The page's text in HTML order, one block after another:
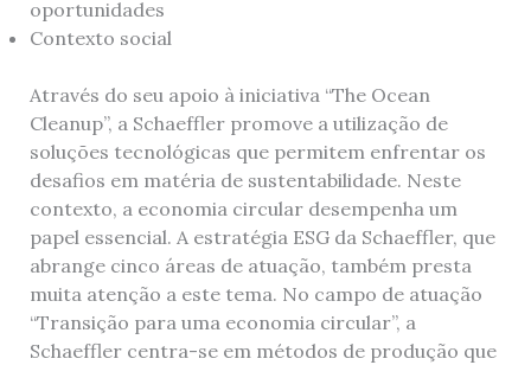
oportunidades
Contexto social
Através do seu apoio à iniciativa “The Ocean
Cleanup”, a Schaeffler promove a utilização de
soluções tecnológicas que permitem enfrentar os
desafios em matéria de sustentabilidade. Neste
contexto, a economia circular desempenha um
papel essencial. A estratégia ESG da Schaeffler, que
abrange cinco áreas de atuação, também presta
muita atenção a este tema. No campo de atuação
“Transição para uma economia circular”, a
Schaeffler centra-se em métodos de produção que